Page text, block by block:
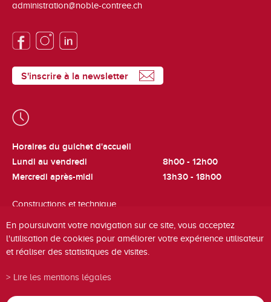
administration@noble-contree.ch
S'inscrire à la newsletter
Horaires du guichet d'accueil
Lundi au vendredi
8h00 - 12h00
Mercredi après-midi
13h30 - 18h00
Constructions et technique
Cadastre et fiscalité
En poursuivant votre navigation sur ce site, vous acceptez
l'utilisation de cookies pour améliorer votre expérience utilisateur
et réaliser des statistiques de visites.
Lire les mentions légales